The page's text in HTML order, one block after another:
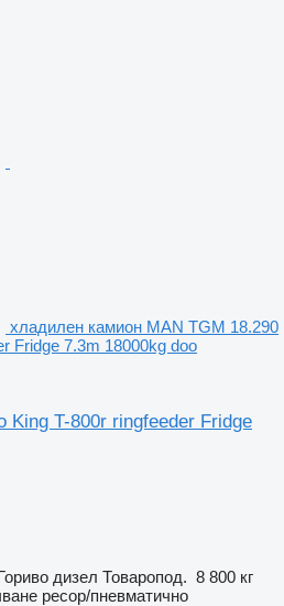
хладилен камион MAN TGM 18.290
Fridge 7.3m 18000kg doo
King T-800r ringfeeder Fridge
дизел Товаропод. 8 800 кг
ресор/пневматично